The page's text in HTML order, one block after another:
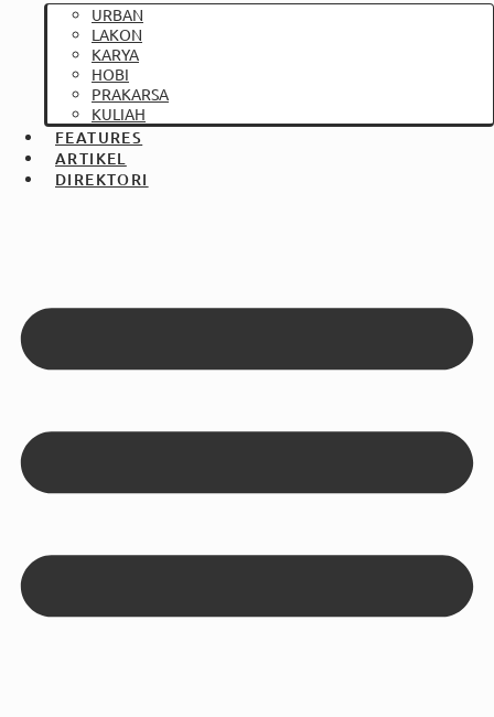
URBAN
LAKON
KARYA
HOBI
PRAKARSA
KULIAH
FEATURES
ARTIKEL
DIREKTORI